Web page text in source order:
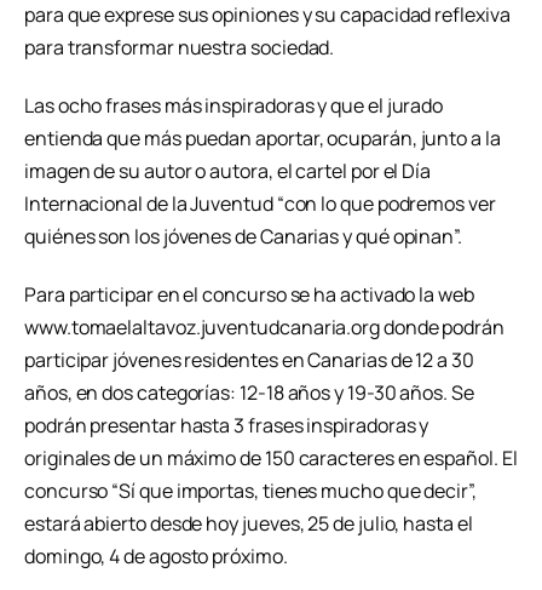
para que exprese sus opiniones y su capacidad reflexiva
para transformar nuestra sociedad.
Las ocho frases más inspiradoras y que el jurado
entienda que más puedan aportar, ocuparán, junto a la
imagen de su autor o autora, el cartel por el Día
Internacional de la Juventud “con lo que podremos ver
quiénes son los jóvenes de Canarias y qué opinan”.
Para participar en el concurso se ha activado la web
www.tomaelaltavoz.juventudcanaria.org donde podrán
participar jóvenes residentes en Canarias de 12 a 30
años, en dos categorías: 12-18 años y 19-30 años. Se
podrán presentar hasta 3 frases inspiradoras y
originales de un máximo de 150 caracteres en español. El
concurso “Sí que importas, tienes mucho que decir”,
estará abierto desde hoy jueves, 25 de julio, hasta el
domingo, 4 de agosto próximo.